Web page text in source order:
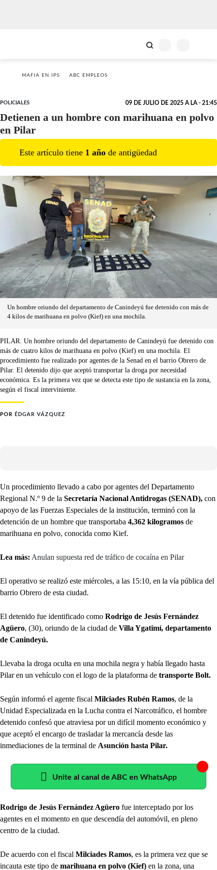
MAFIA EN IPS ABC EMPLEOS
POLICIALES 09 DE JULIO DE 2025 A LA - 21:45
Detienen a un hombre con marihuana en polvo
en Pilar
Este artículo tiene 1 año de antigüedad
Un hombre oriundo del departamento de Canindeyú fue detenido con más de
4 kilos de marihuana en polvo (Kief) en una mochila.
PILAR. Un hombre oriundo del departamento de Canindeyú fue detenido con
más de cuatro kilos de marihuana en polvo (Kief) en una mochila. El
procedimiento fue realizado por agentes de la Senad en el barrio Obrero de
Pilar. El detenido dijo que aceptó transportar la droga por necesidad
económica. Es la primera vez que se detecta este tipo de sustancia en la zona,
según el fiscal interviniente.
POR ÉDGAR VÁZQUEZ
Un procedimiento llevado a cabo por agentes del Departamento
Regional N.º 9 de la Secretaría Nacional Antidrogas (SENAD), con
apoyo de las Fuerzas Especiales de la institución, terminó con la
detención de un hombre que transportaba 4,362 kilogramos de
marihuana en polvo, conocida como Kief.
Lea más: Anulan supuesta red de tráfico de cocaína en Pilar
El operativo se realizó este miércoles, a las 15:10, en la vía pública del
barrio Obrero de esta ciudad.
El detenido fue identificado como Rodrigo de Jesús Fernández
Agüero, (30), oriundo de la ciudad de Villa Ygatimí, departamento
de Canindeyú.
Llevaba la droga oculta en una mochila negra y había llegado hasta
Pilar en un vehículo con el logo de la plataforma de transporte Bolt.
Según informó el agente fiscal Milciades Rubén Ramos, de la
Unidad Especializada en la Lucha contra el Narcotráfico, el hombre
detenido confesó que atraviesa por un difícil momento económico y
que aceptó el encargo de trasladar la mercancía desde las
inmediaciones de la terminal de Asunción hasta Pilar.
Unite al canal de ABC en WhatsApp
Rodrigo de Jesús Fernández Agüero fue interceptado por los
agentes en el momento en que descendía del automóvil, en pleno
centro de la ciudad.
De acuerdo con el fiscal Milciades Ramos, es la primera vez que se
incauta este tipo de marihuana en polvo (Kief) en la zona, una